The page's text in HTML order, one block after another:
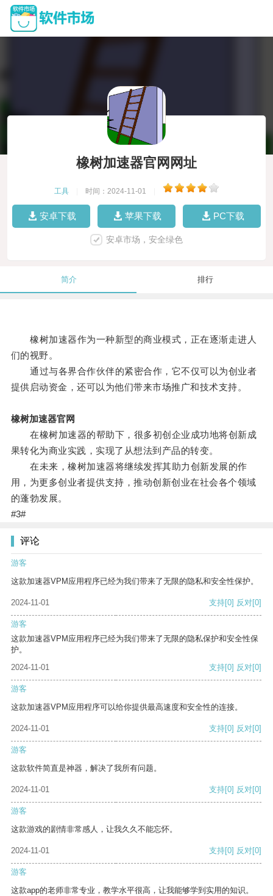
橡树加速器官网网址
工具 时间：2024-11-01
安卓下载 苹果下载 PC下载
安卓市场，安全绿色
简介 排行
橡树加速器作为一种新型的商业模式，正在逐渐走进人
们的视野。
通过与各界合作伙伴的紧密合作，它不仅可以为创业者
提供启动资金，还可以为他们带来市场推广和技术支持。
橡树加速器官网
在橡树加速器的帮助下，很多初创企业成功地将创新成
果转化为商业实践，实现了从想法到产品的转变。
在未来，橡树加速器将继续发挥其助力创新发展的作
用，为更多创业者提供支持，推动创新创业在社会各个领域
的蓬勃发展。
#3#
评论
游客
这款加速器VPM应用程序已经为我们带来了无限的隐私和安全性保护。
2024-11-01 支持[0] 反对[0]
游客
这款加速器VPM应用程序已经为我们带来了无限的隐私保护和安全性保
护。
2024-11-01
支持[0] 反对[0]
游客
这款加速器VPM应用程序可以给你提供最高速度和安全性的连接。
2024-11-01 支持[0] 反对[0]
游客
这款软件简直是神器，解决了我所有问题。
2024-11-01 支持[0] 反对[0]
游客
这款游戏的剧情非常感人，让我久久不能忘怀。
2024-11-01 支持[0] 反对[0]
游客
这款app的老师非常专业，教学水平很高，让我能够学到实用的知识。